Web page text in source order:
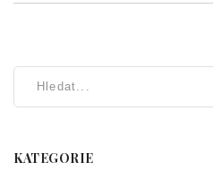
KATEGORIE